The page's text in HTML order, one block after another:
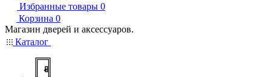
Избранные товары 0
Корзина 0
Магазин дверей и аксессуаров.
Каталог